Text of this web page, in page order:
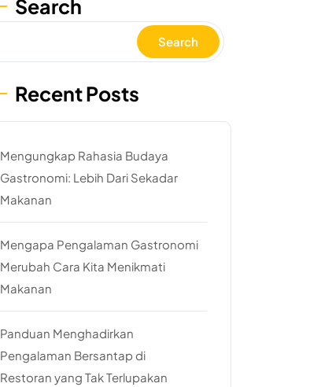
Search
Search
Recent Posts
Mengungkap Rahasia Budaya
Gastronomi: Lebih Dari Sekadar
Makanan
Mengapa Pengalaman Gastronomi
Merubah Cara Kita Menikmati
Makanan
Panduan Menghadirkan
Pengalaman Bersantap di
Restoran yang Tak Terlupakan